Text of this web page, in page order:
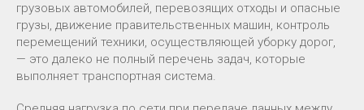
грузовых автомобилей, перевозящих отходы и опасные
грузы, движение правительственных машин, контроль
перемещений техники, осуществляющей уборку дорог,
— это далеко не полный перечень задач, которые
выполняет транспортная система.